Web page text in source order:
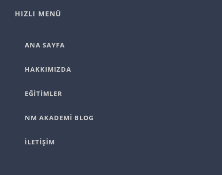
HIZLI MENÜ
ANA SAYFA
HAKKIMIZDA
EĞİTİMLER
NM AKADEMİ BLOG
İLETİŞİM